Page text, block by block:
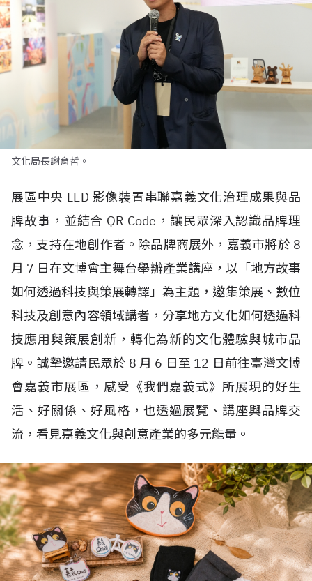
文化局長謝育哲。
展區中央 LED 影像裝置串聯嘉義文化治理成果與品
牌故事，並結合 QR Code ，讓民眾深入認識品牌理
念，支持在地創作者。除品牌商展外，嘉義市將於 8
月 7 日在文博會主舞台舉辦產業講座，以「地方故事
如何透過科技與策展轉譯」為主題，邀集策展、數位
科技及創意內容領域講者，分享地方文化如何透過科
技應用與策展創新，轉化為新的文化體驗與城市品
牌。誠摯邀請民眾於 8 月 6 日至 12 日前往臺灣文博
會嘉義市展區，感受《我們嘉義式》所展現的好生
活、好關係、好風格，也透過展覽、講座與品牌交
流，看見嘉義文化與創意產業的多元能量。